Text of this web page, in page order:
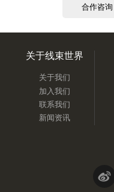
合作咨询
关于线束世界
关于我们
加入我们
联系我们
新闻资讯